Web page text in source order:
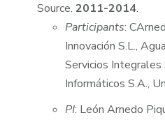
Source.2011-2014.
Participants:
Innovación S.L.,
Servicios Integrales
Informáticos S.A.,
PI: León Arnedo